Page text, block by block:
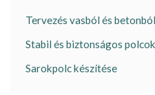
Tervezés vasból és
Stabil és biztonságos
Sarokpolc készítése